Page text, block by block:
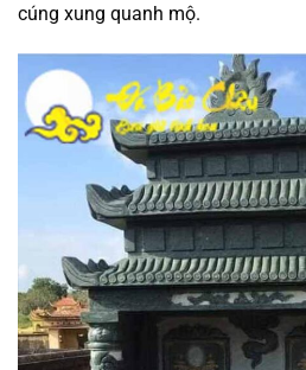
cúng xung quanh mộ.